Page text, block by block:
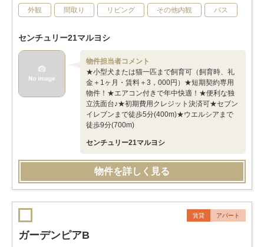
外観 間取り リビング その他内観 バス
センチュリー21マルヨシ
物件担当者コメント
★小型犬または猫一匹まで飼育可（飼育時、礼
金＋1ヶ月・賃料＋3，000円）★短期契約専用
物件！★エアコン付きで年中快適！★便利な独
立洗面台♪★初期費用クレジット決済可★セブン
イレブンまで徒歩5分(400m)★ウエルシアまで
徒歩9分(700m)
センチュリー21マルヨシ
物件を詳しく見る
賃貸 アパート
ガーデンピアB